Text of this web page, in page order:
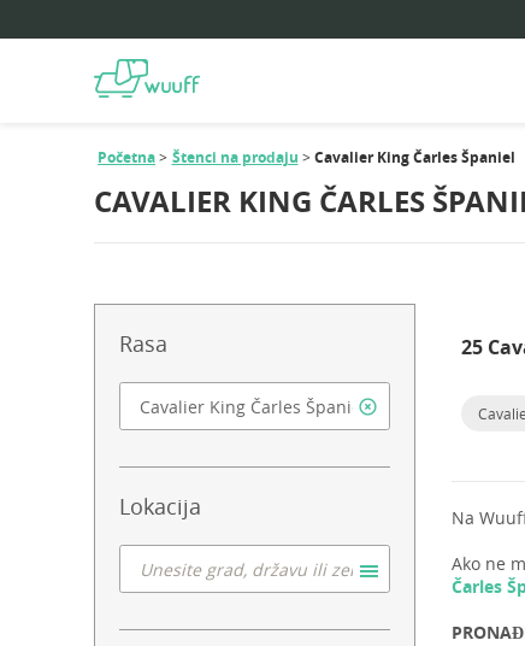
Početna Štenci na prodaju Cavalier King Čarles Španiel
CAVALIER KING ČARLES
Rasa
Lokacija
25
Na
Ako ne
Čarles